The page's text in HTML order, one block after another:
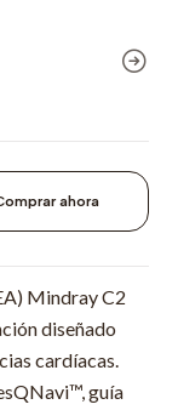
ahora
Mindray C2
diseñado
cardíacas.
guía